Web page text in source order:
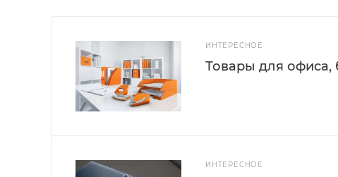
ИНТЕРЕСНОЕ
Товары для офиса,
ИНТЕРЕСНОЕ